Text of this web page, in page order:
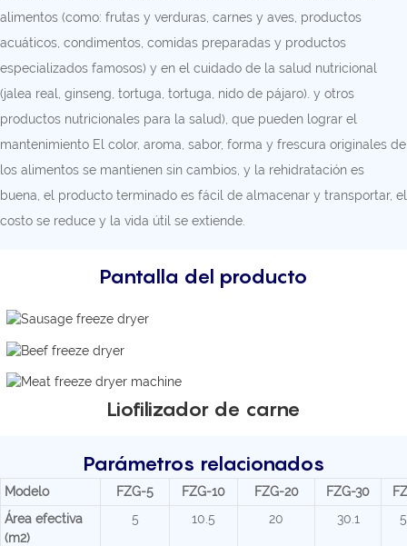
alimentos (como: frutas y verduras, carnes y aves, productos
acuáticos, condimentos, comidas preparadas y productos
especializados famosos) y en el cuidado de la salud nutricional
(jalea real, ginseng, tortuga, tortuga, nido de pájaro). y otros
productos nutricionales para la salud), que pueden lograr el
mantenimiento El color, aroma, sabor, forma y frescura originales de
los alimentos se mantienen sin cambios, y la rehidratación es
buena, el producto terminado es fácil de almacenar y transportar, el
costo se reduce y la vida útil se extiende.
Pantalla del producto
Liofilizador de carne
Parámetros relacionados
Modelo FZG-5 FZG-10 FZG-20 FZG-30
Área efectiva
(m2)
5 10.5 20 30.1